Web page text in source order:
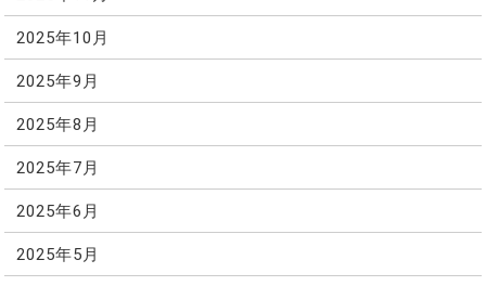
2025年10月
2025年9月
2025年8月
2025年7月
2025年6月
2025年5月